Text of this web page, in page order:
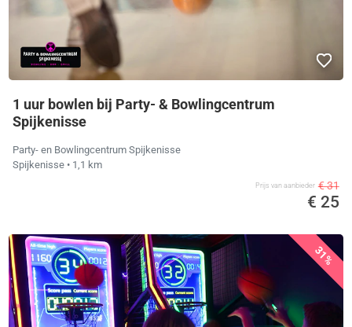
1 uur bowlen bij Party- & Bowlingcentrum
Spijkenisse
Party- en Bowlingcentrum Spijkenisse
Spijkenisse • 1,1 km
Prijs van aanbieder € 31
€ 25
31%